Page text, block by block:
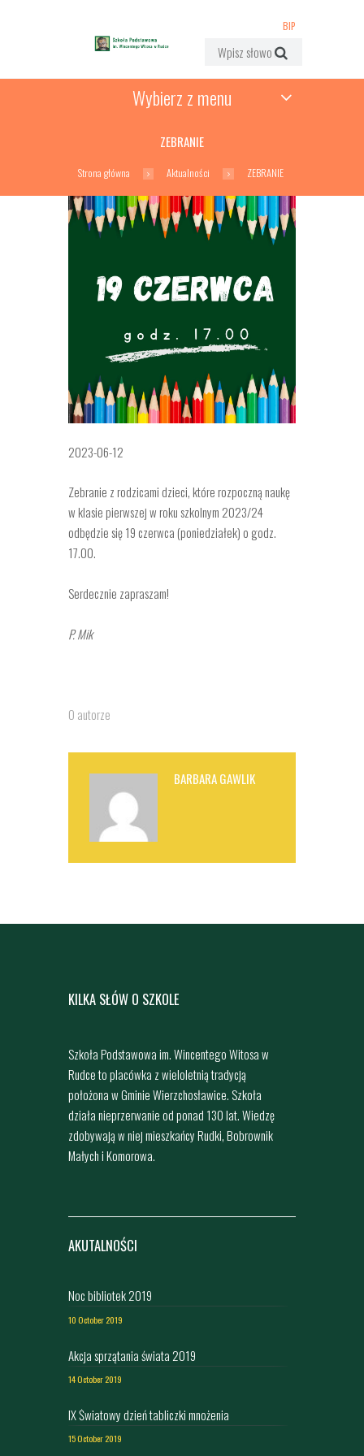
BIP
Wybierz z menu
ZEBRANIE
Strona główna Aktualności ZEBRANIE
2023-06-12
Zebranie z rodzicami dzieci, które rozpoczną naukę
w klasie pierwszej w roku szkolnym 2023/24
odbędzie się 19 czerwca (poniedziałek) o godz.
17.00.
Serdecznie zapraszam!
P. Mik
O autorze
BARBARA GAWLIK
KILKA SŁÓW O SZKOLE
Szkoła Podstawowa im. Wincentego Witosa w
Rudce to placówka z wieloletnią tradycją
położona w Gminie Wierzchosławice. Szkoła
działa nieprzerwanie od ponad 130 lat. Wiedzę
zdobywają w niej mieszkańcy Rudki, Bobrownik
Małych i Komorowa.
AKUTALNOŚCI
Noc bibliotek 2019
10 October 2019
Akcja sprzątania świata 2019
14 October 2019
IX Światowy dzień tabliczki mnożenia
15 October 2019